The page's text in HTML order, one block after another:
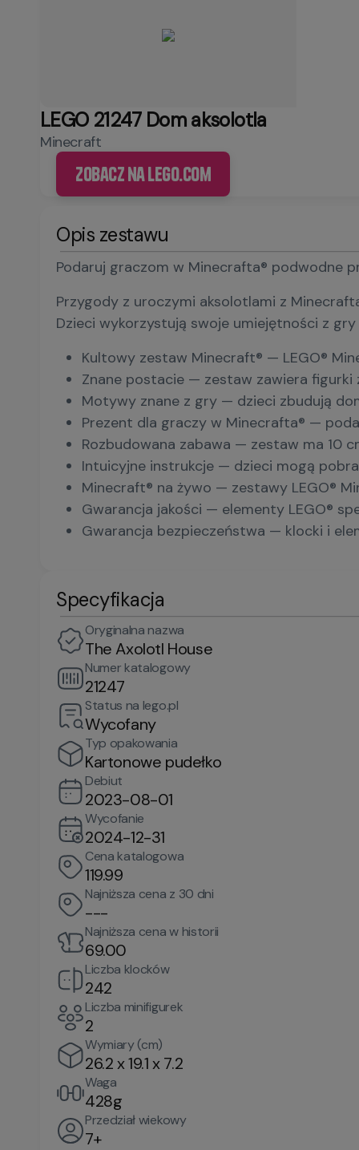
LEGO 21247 Dom aksolotla
Minecraft
Zobacz na LEGO.com
Opis zestawu
Podaruj graczom w Minecrafta® podwodne
Przygody z uroczymi aksolotlami z
Dzieci wykorzystują swoje umiejętności z
Kultowy zestaw Minecraft® — LEGO®
Znane postacie — zestaw zawiera
Motywy znane z gry — dzieci zbudują
Prezent dla graczy w Minecrafta® —
Rozbudowana zabawa — zestaw ma 10
Intuicyjne instrukcje — dzieci mogą
Minecraft® na żywo — zestawy LEGO®
Gwarancja jakości — elementy LEGO®
Gwarancja bezpieczeństwa — klocki i
Specyfikacja
Oryginalna nazwa
The Axolotl House
Numer katalogowy
21247
Status na lego.pl
Wycofany
Typ opakowania
Kartonowe pudełko
Debiut
2023-08-01
Wycofanie
2024-12-31
Cena katalogowa
119.99
Najniższa cena z 30 dni
---
Najniższa cena w historii
69.00
Liczba klocków
242
Liczba minifigurek
2
Wymiary (cm)
26.2 x 19.1 x 7.2
Waga
428g
Przedział wiekowy
7+